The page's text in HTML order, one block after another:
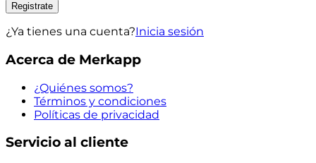
Registrate
¿Ya tienes una cuenta?Inicia sesión
Acerca de Merkapp
¿Quiénes somos?
Términos y condiciones
Políticas de privacidad
Servicio al cliente